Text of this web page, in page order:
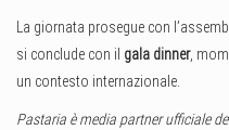
La giornata prosegue con
si conclude con il gala dinner,
un contesto internazionale.
Pastaria è media partner ufficiale